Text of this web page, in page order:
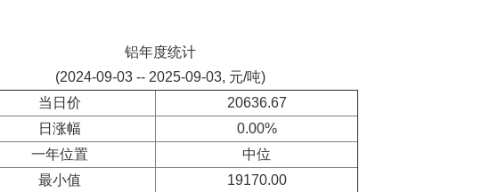
铝年度统计
(2024-09-03 -- 2025-09-03, 元/吨)
当日价
20636.67
日涨幅
0.00%
一年位置
中位
最小值
19170.00